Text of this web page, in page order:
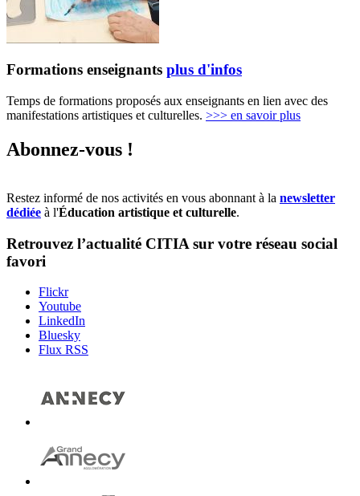
Formations enseignants plus d'infos
Temps de formations proposés aux enseignants en lien avec des
manifestations artistiques et culturelles. >>> en savoir plus
Abonnez-vous !
Restez informé de nos activités en vous abonnant à la newsletter
dédiée à l'Éducation artistique et culturelle.
Retrouvez l’actualité CITIA sur votre réseau social
favori
Flickr
Youtube
LinkedIn
Bluesky
Flux RSS